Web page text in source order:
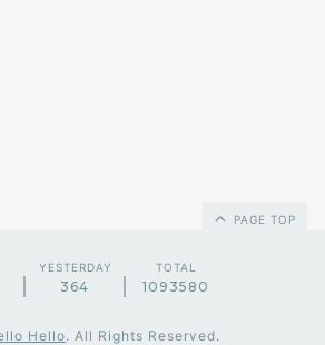
PAGE TOP
YESTERDAY
364
TOTAL
1093580
Hello. All Rights Reserved.